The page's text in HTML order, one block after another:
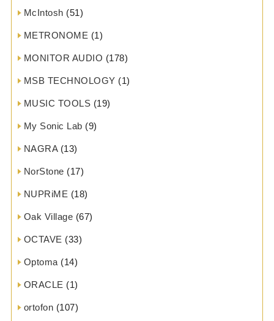
McIntosh (51)
METRONOME (1)
MONITOR AUDIO (178)
MSB TECHNOLOGY (1)
MUSIC TOOLS (19)
My Sonic Lab (9)
NAGRA(13)
NorStone (17)
NUPRiME (18)
Oak Village (67)
OCTAVE (33)
Optoma (14)
ORACLE (1)
ortofon (107)